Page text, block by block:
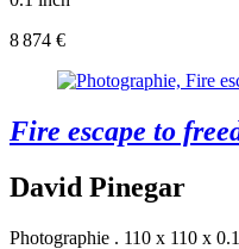
8 874 €
Fire escape to
David Pinegar
Photographie . 110 x 110 x